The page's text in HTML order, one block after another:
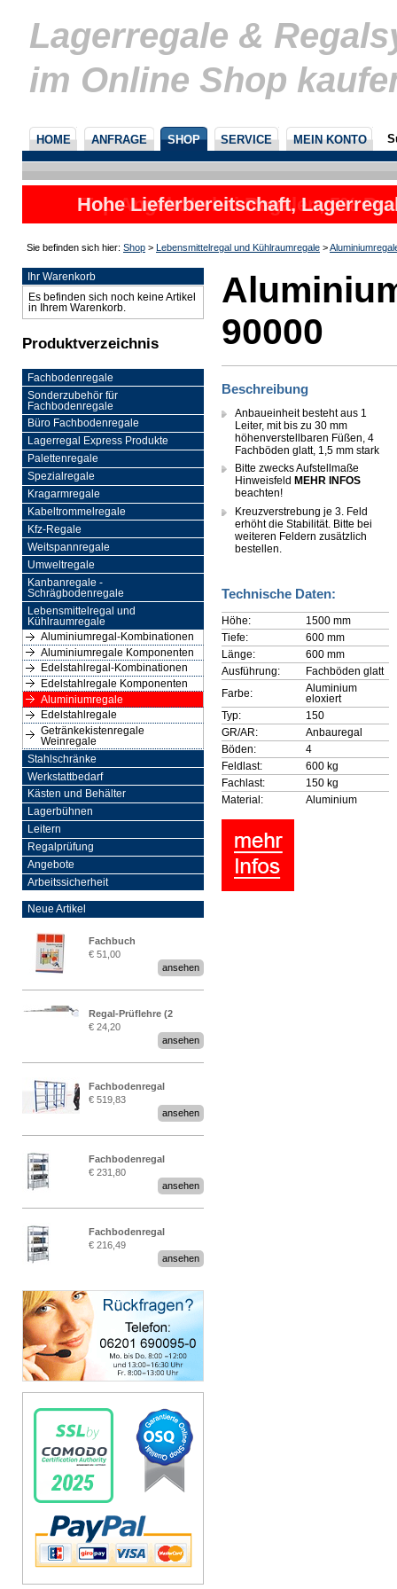
Lagerregale &
im Online Shop
HOME ANFRAGE SHOP SERVICE MEIN KONTO
Hohe Lieferbereitschaft,
nicht
Sie befinden sich hier: Shop > Lebensmittelregal und Kühlraumregale >
Ihr Warenkorb
Es befinden sich noch keine Artikel
in Ihrem Warenkorb.
Produktverzeichnis
Fachbodenregale
Sonderzubehör für
Fachbodenregale
Büro Fachbodenregale
Lagerregal Express Produkte
Palettenregale
Spezialregale
Kragarmregale
Kabeltrommelregale
Kfz-Regale
Weitspannregale
Umweltregale
Kanbanregale -
Schrägbodenregale
Lebensmittelregal und
Kühlraumregale
Aluminiumregal-Kombinationen
Aluminiumregale Komponenten
Edelstahlregal-Kombinationen
Edelstahlregale Komponenten
Aluminiumregale
Edelstahlregale
Getränkekistenregale
Weinregale
Stahlschränke
Werkstattbedarf
Kästen und Behälter
Lagerbühnen
Leitern
Regalprüfung
Angebote
Arbeitssicherheit
Neue Artikel
Fachbuch
„Regalprüfung nach DIN
€ 51,00
ansehen
Regal-Prüflehre (2
Stück)
€ 24,20
ansehen
Fachbodenregal
Stecksystem MultiPlus
2,25 Meter breit
€ 519,83
ansehen
Fachbodenregal
Stecksystem MultiPlus
€ 231,80
ansehen
Fachbodenregal
Stecksystem MultiPlus
€ 216,49
ansehen
90000
Beschreibung
Anbaueinheit besteht aus 1
Leiter, mit bis zu 30 mm
höhenverstellbaren Füßen, 4
Fachböden glatt, 1,5 mm stark
Bitte zwecks Aufstellmaße
Hinweisfeld MEHR INFOS
beachten!
Kreuzverstrebung je 3. Feld
erhöht die Stabilität. Bitte bei
weiteren Feldern zusätzlich
bestellen.
Technische Daten:
Höhe:
1500 mm
Tiefe:
600 mm
Länge:
600 mm
Ausführung:
Fachböden glatt
Farbe:
Aluminium
eloxiert
Typ:
150
GR/AR:
Anbauregal
Böden:
4
Feldlast:
600 kg
Fachlast:
150 kg
Material:
Aluminium